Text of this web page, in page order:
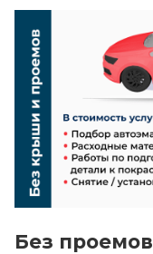
Без проемов